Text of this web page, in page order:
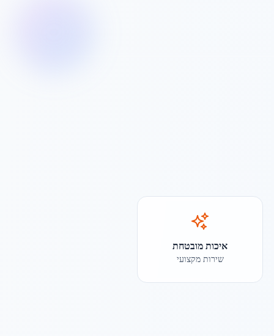
איכות מובטחת
שירות מקצועי